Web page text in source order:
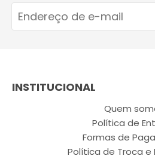
INSTITUCIONAL
Quem
Política de
Formas de
Política de Troca e